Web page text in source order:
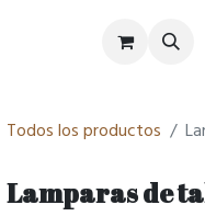
Todos los productos
Lamparas de